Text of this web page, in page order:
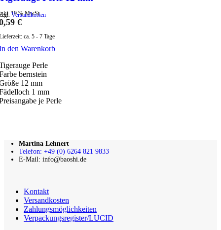
19 % MwSt.
Versandkosten
€
ca. 5 - 7 Tage
den Warenkorb
Perle
bernstein
12 mm
1 mm
je Perle
Martina Lehnert
Telefon: +49 (0) 6264 821 9833
E-Mail: info@baoshi.de
Kontakt
Versandkosten
Zahlungsmöglichkeiten
Verpackungsregister/LUCID